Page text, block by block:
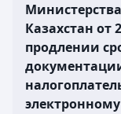
Казахстан от
продлении